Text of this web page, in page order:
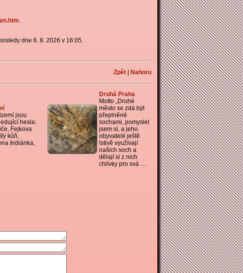
.
dne 6. 8. 2026 v 16:05.
Zpět Nahoru
jsou
hesla:
Fejkova
kůň,
Indiánka,
Druhá Praha
Motto „Druhé
město se zdá být
přeplněné
sochami, pomyslel
jsem si, a jeho
obyvatelé ještě
lstivě využívají
našich soch a
dělají si z nich
chlívky pro svá …